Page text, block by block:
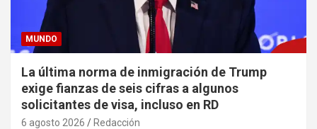
MUNDO
La última norma de inmigración de Trump
exige fianzas de seis cifras a algunos
solicitantes de visa, incluso en RD
6 agosto 2026 Redacción